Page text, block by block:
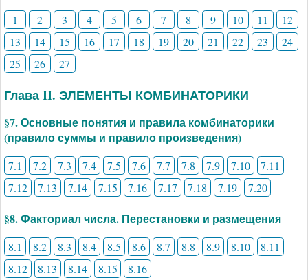
1 2 3 4 5 6 7 8 9 10 11
12
13
14 15 16 17 18 19 20 21 22 23
24
25
26 27
Глава II. ЭЛЕМЕНТЫ КОМБИНАТОРИКИ
§7. Основные понятия и правила комбинаторики
(правило суммы и правило произведения)
7.1 7.2 7.3 7.4 7.5 7.6 7.7 7.8 7.9 7.10
7.11
7.12
7.13 7.14 7.15 7.16 7.17 7.18 7.19 7.20
§8. Факториал числа. Перестановки и размещения
8.1 8.2 8.3 8.4 8.5 8.6 8.7 8.8 8.9 8.10
8.11
8.12
8.13 8.14 8.15 8.16